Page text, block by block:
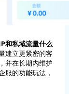
和私域流量什么
建立更紧密的客
并在长期内维护
服的功能玩法，